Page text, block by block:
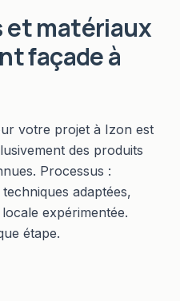
et matériaux
façadeà
votre projet à Izon est
des produits
Processus :
adaptées,
expérimentée.
étape.